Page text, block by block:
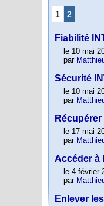
1 2
Fiabilité
le 10 mai
par
Sécurité
le 10 mai
par
le 17 mai
par
Accéder à
le 4 février
par
Enlever